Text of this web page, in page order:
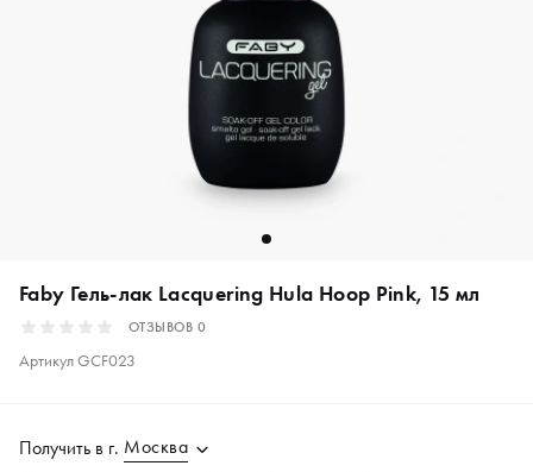
Faby Гель-лак Lacquering Hula Hoop Pink, 15 мл
ОТЗЫВОВ 0
АртикулGCF023
Получить в г. Москва